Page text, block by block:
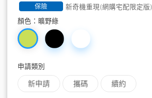
保險
新奇機重現(網購宅配限定版)
顏色： 曠野綠
申請類別
新申請 攜碼 續約